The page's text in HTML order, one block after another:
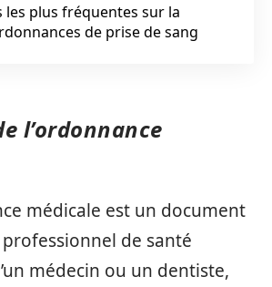
les plus fréquentes sur la
de prise de sang
l’ordonnance
médicale est un document
de santé
médecin ou un dentiste,